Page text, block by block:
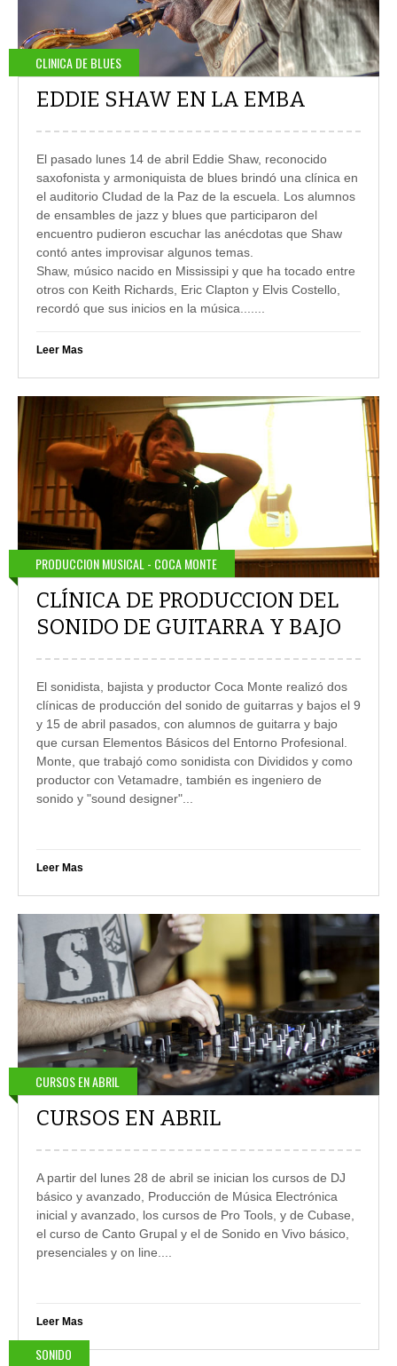
CLINICA DE BLUES
EDDIE SHAW EN LA EMBA
El pasado lunes 14 de abril Eddie Shaw, reconocido
saxofonista y armoniquista de blues brindó una clínica en
el auditorio CIudad de la Paz de la escuela. Los alumnos
de ensambles de jazz y blues que participaron del
encuentro pudieron escuchar las anécdotas que Shaw
contó antes improvisar algunos temas.
Shaw, músico nacido en Mississipi y que ha tocado entre
otros con Keith Richards, Eric Clapton y Elvis Costello,
recordó que sus inicios en la música.......
Leer Mas
PRODUCCION MUSICAL - COCA MONTE
CLÍNICA DE PRODUCCION DEL
SONIDO DE GUITARRA Y BAJO
El sonidista, bajista y productor Coca Monte realizó dos
clínicas de producción del sonido de guitarras y bajos el 9
y 15 de abril pasados, con alumnos de guitarra y bajo
que cursan Elementos Básicos del Entorno Profesional.
Monte, que trabajó como sonidista con Divididos y como
productor con Vetamadre, también es ingeniero de
sonido y "sound designer"...
Leer Mas
CURSOS EN ABRIL
CURSOS EN ABRIL
A partir del lunes 28 de abril se inician los cursos de DJ
básico y avanzado, Producción de Música Electrónica
inicial y avanzado, los cursos de Pro Tools, y de Cubase,
el curso de Canto Grupal y el de Sonido en Vivo básico,
presenciales y on line....
Leer Mas
SONIDO